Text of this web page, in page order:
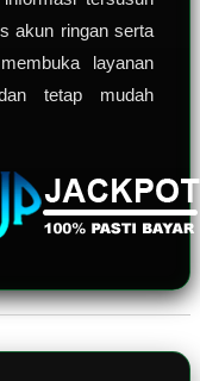
akun ringan serta
layanan
tetap mudah